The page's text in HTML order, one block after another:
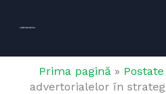
e- Advertorial.ro
Prima pagină »
advertorialelor în